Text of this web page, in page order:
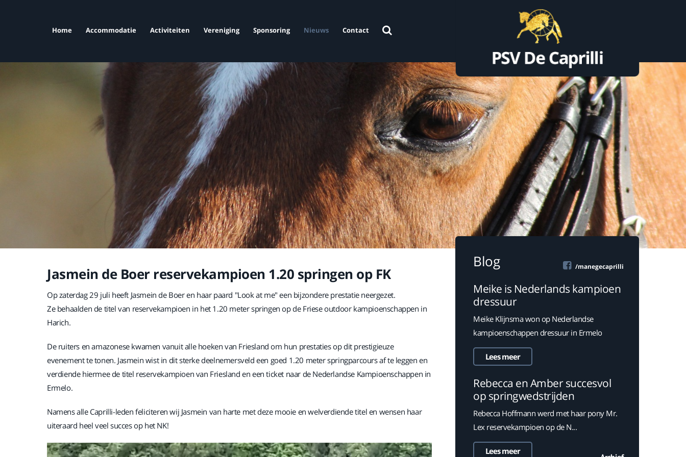
Home Accommodatie Activiteiten Vereniging Sponsoring Nieuws Contact
Jasmein de Boer reservekampioen 1.20 springen op FK
Op zaterdag 29 juli heeft Jasmein de Boer en haar paard "Look at me" een bijzondere prestatie neergezet.
Ze behaalden de titel van reservekampioen in het 1.20 meter springen op de Friese outdoor kampioenschappen in
Harich.
De ruiters en amazonese kwamen vanuit alle hoeken van Friesland om hun prestaties op dit prestigieuze
evenement te tonen. Jasmein wist in dit sterke deelnemersveld een goed 1.20 meter springparcours af te leggen en
verdiende hiermee de titel reservekampioen van Friesland en een ticket naar de Nederlandse Kampioenschappen in
Ermelo.
Namens alle Caprilli-leden feliciteren wij Jasmein van harte met deze mooie en welverdiende titel en wensen haar
uiteraard heel veel succes op het NK!
Blog /manegecaprilli
Meike is Nederlands kampioen
dressuur
Meike Klijnsma won op Nederlandse
kampioenschappen dressuur in Ermelo
Lees meer
Rebecca en Amber succesvol
op springwedstrijden
Rebecca Hoffmann werd met haar pony Mr.
Lex reservekampioen op de N...
Lees meer